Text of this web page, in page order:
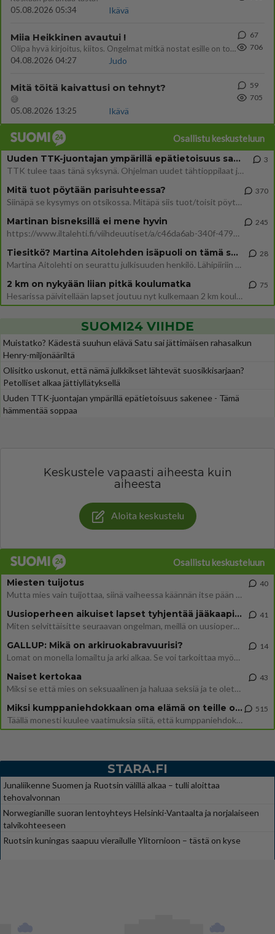
05.08.2026 05:34
Ikävä
Miia Heikkinen avautui !
Olipa hyvä kirjoitus, kiitos. Ongelmat mitkä nostat esille on todellisia ja tämä ylimielisyys totta ja se näkyy kaikessa
04.08.2026 04:27
Judo
67
706
Mitä töitä kaivattusi on tehnyt?
😅
05.08.2026 13:25
Ikävä
59
705
Osallistu keskusteluun
Uuden TTK-juontajan ympärillä epätietoisuus sakenee - Nyt MTV hämmentää soppaa
TTK tulee taas tänä syksynä. Ohjelman uudet tähtioppilaat julkistetaan torstaina 6. elokuuta klo 14 alkavassa lehdistö
3
Mitä tuot pöytään parisuhteessa?
Siinäpä se kysymys on otsikossa. Mitäpä siis tuot/toisit pöytään parisuhteessa? Oletko mies vai nainen? Koetko sen mitä
370
Martinan bisneksillä ei mene hyvin
https://www.iltalehti.fi/viihdeuutiset/a/c46da6ab-340f-4790-aaa7-0865eed2336 Yrityksen konkurssihakemus on tullut kärä
245
Tiesitkö? Martina Aitolehden isäpuoli on tämä suosittu laulaja
Martina Aitolehti on seurattu julkisuuden henkilö. Lähipiiriin mahtuu muitakin tunnettuja henkilöitä. Tiesitkö, että Ma
28
2 km on nykyään liian pitkä koulumatka
Hesarissa päivitellään lapset joutuu nyt kulkemaan 2 km kouluun jösses. Ruostefillarilla tuo matka menee vaikka miten äk
75
SUOMI24 VIIHDE
Muistatko? Kädestä suuhun elävä Satu sai jättimäisen rahasalkun
Henry-miljonääriltä
Olisitko uskonut, että nämä julkkikset lähtevät suosikkisarjaan?
Petolliset alkaa jättiyllätyksellä
Uuden TTK-juontajan ympärillä epätietoisuus sakenee - Tämä
hämmentää soppaa
Keskustele vapaasti aiheesta kuin
aiheesta
Aloita keskustelu
Osallistu keskusteluun
Miesten tuijotus
Mutta mies vain tuijottaa, siinä vaiheessa käännän itse pään pois. Mikä juttu? Yleensä jos joku tuijottaa tai katsoo, hä
40
Uusioperheen aikuiset lapset tyhjentää jääkaapin käydessään
Miten selvittäisitte seuraavan ongelman, meillä on uusioperhe, minulla teini-ikäiset lapset ja puolisolla aikuiset, jotk
41
GALLUP: Mikä on arkiruokabravuurisi?
Lomat on monella lomailtu ja arki alkaa. Se voi tarkoittaa myös sitä, että grillailut on grillattu ja palataan arjen ruo
14
Naiset kertokaa
Miksi se että mies on seksuaalinen ja haluaa seksiä ja te olette hänen mielestänne haluttava on vastenmielistä? Mikä sii
43
Miksi kumppaniehdokkaan oma elämä on teille ongelma?
Täällä monesti kuulee vaatimuksia siitä, että kumppaniehdokkaalla ei saisi olla lemmikkejä, lapsia, kavereita, eksiä, su
515
STARA.FI
Junaliikenne Suomen ja Ruotsin välillä alkaa – tulli aloittaa
tehovalvonnan
Norwegianille suoran lentoyhteys Helsinki-Vantaalta ja norjalaiseen
talvikohteeseen
Ruotsin kuningas saapuu vierailulle Ylitornioon – tästä on kyse